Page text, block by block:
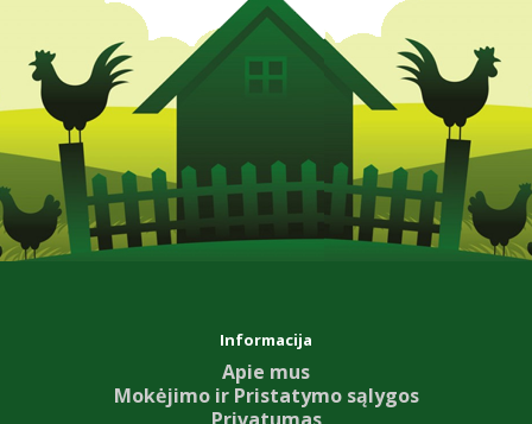
Informacija
Apie mus
Mokėjimo ir Pristatymo sąlygos
Privatumas